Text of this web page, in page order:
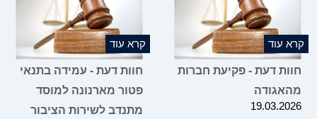
קרא עוד
חוות דעת - פקיעת חברות
מהאגודה
19.03.2026
קרא עוד
חוות דעת - עמידה בתנאי
פטור מארנונה למוסד
מתנדב לשירות הציבור